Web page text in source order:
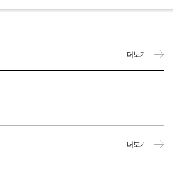
더보기
더보기